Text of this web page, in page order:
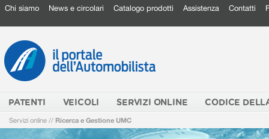
Chi siamo News e circolari Catalogo prodotti Assistenza Contatti
PATENTI VEICOLI SERVIZI ONLINE CODICE
Servizi online // Ricerca e Gestione UMC